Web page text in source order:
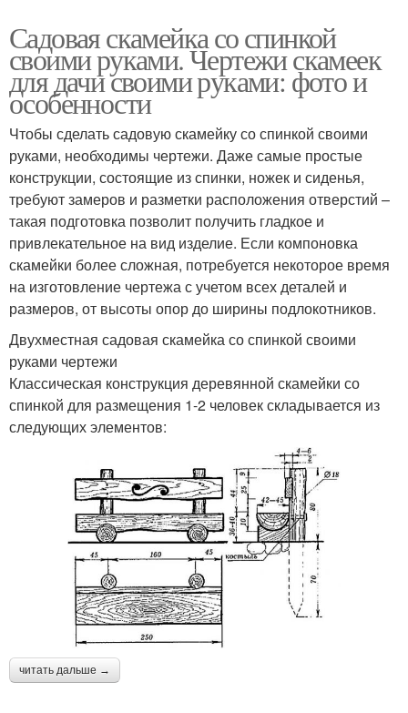
Садовая скамейка со спинкой
своими руками. Чертежи скамеек
для дачи своими руками: фото и
особенности
Чтобы сделать садовую скамейку со спинкой своими
руками, необходимы чертежи. Даже самые простые
конструкции, состоящие из спинки, ножек и сиденья,
требуют замеров и разметки расположения отверстий –
такая подготовка позволит получить гладкое и
привлекательное на вид изделие. Если компоновка
скамейки более сложная, потребуется некоторое время
на изготовление чертежа с учетом всех деталей и
размеров, от высоты опор до ширины подлокотников.
Двухместная садовая скамейка со спинкой своими
руками чертежи
Классическая конструкция деревянной скамейки со
спинкой для размещения 1-2 человек складывается из
следующих элементов:
читать дальше →